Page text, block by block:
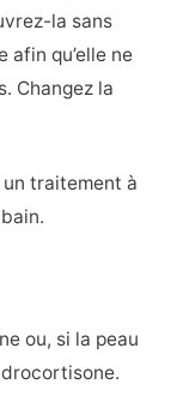
la sans
afin qu’elle ne
Changez la
un traitement à
ou, si la peau